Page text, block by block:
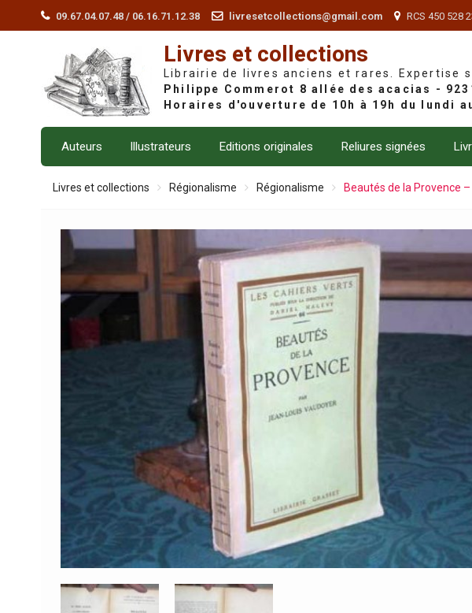
09.67.04.07.48 / 06.16.71.12.38 livresetcollections@gmail.com RCS 450 528
Livres et collections
Librairie de livres anciens et rares. Expertise
Auteurs Illustrateurs Editions originales Reliures signées
Livres et collections Régionalisme Régionalisme Beautés de la Provence